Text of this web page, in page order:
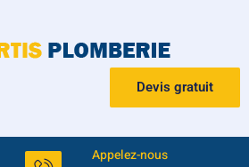
Devis gratuit
Appelez-nous